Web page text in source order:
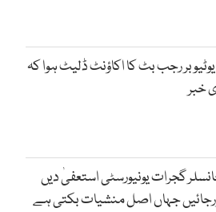
رجب بٹ کا اکاؤنٹ ڈلیٹ ہوا کہ
خبر
گجرات یونیورسٹی استعفیٰ دیں
جہاں اصل منشیات بکتی ہے